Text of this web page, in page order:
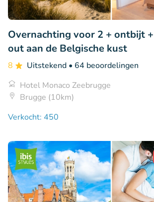
Overnachting voor 2 + ontbijt
out aan de Belgische kust
8 Uitstekend • 64 beoordelingen
Hotel Monaco Zeebrugge
Brugge (10km)
Verkocht: 450